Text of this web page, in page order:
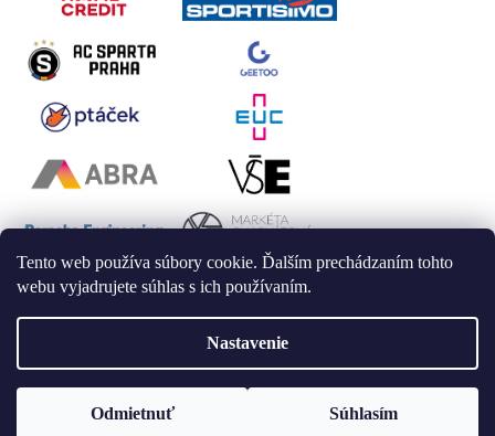
Tento web používa súbory cookie. Ďalším prechádzaním tohto
webu vyjadrujete súhlas s ich používaním.
Nastavenie
Odmietnuť Súhlasím
Vytvoril Shoptet
Copyright 2026 . Všetky práva vyhradené.